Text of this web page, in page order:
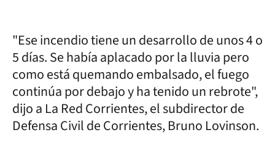
"Ese incendio tiene un desarrollo de unos 4 o
5 días. Se había aplacado por la lluvia pero
como está quemando embalsado, el fuego
continúa por debajo y ha tenido un rebrote",
dijo a La Red Corrientes, el subdirector de
Defensa Civil de Corrientes, Bruno Lovinson.